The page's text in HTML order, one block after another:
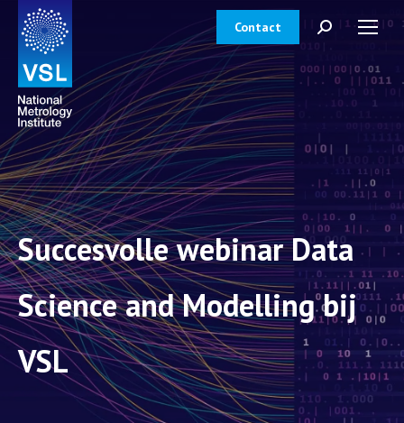
Contact Zoeken:
Succesvolle webinar Data
Science and Modelling bij
VSL